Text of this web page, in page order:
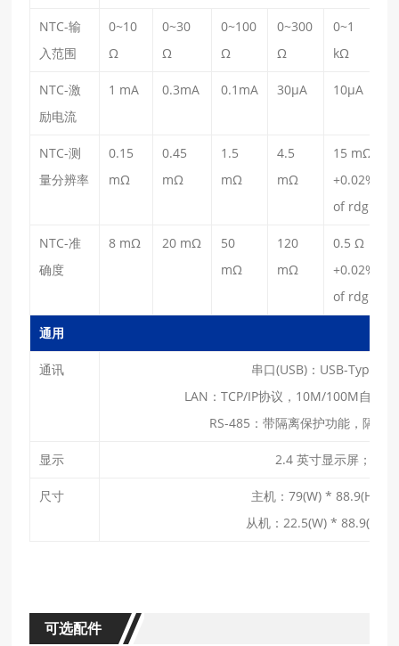
NTC-输
⼊范围
0~10
Ω
0~30
Ω
0~100
Ω
0~300
Ω
0~1
kΩ
NTC-激
励电流
1 mA 0.3mA 0.1mA 30µA 10µA
NTC-测
量分辨率
0.15
mΩ
0.45
mΩ
1.5
mΩ
4.5
mΩ
15 mΩ
+0.02‰
of rdg
NTC-准
确度
8 mΩ 20 mΩ
50
mΩ
120
mΩ
0.5 Ω
+0.02‰
of rdg
通用
通讯
串口(USB)：USB-TypeB
LAN：TCP/IP协议，10M/100M自适
RS-485：带隔离保护功能，隔离
显示 2.4 英⼨显示屏；分
尺寸
主机：79(W) * 88.9(H) *
从机：22.5(W) * 88.9(H) *
可选配件